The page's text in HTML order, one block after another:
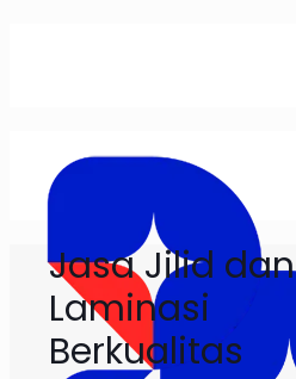
Jasa Jilid dan
Laminasi
Berkualitas